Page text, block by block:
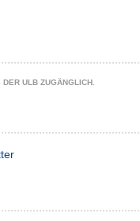
ULB ZUGÄNGLICH.